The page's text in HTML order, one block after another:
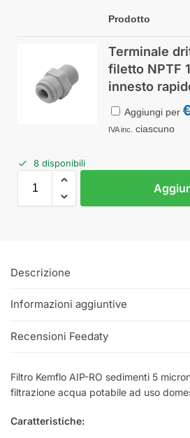
Prodotto
Terminale
filetto NPTF
innesto
Aggiungi per
IVA inc. ciascuno
8 disponibili
Descrizione
Informazioni aggiuntive
Recensioni Feedaty
Filtro Kemflo AIP-RO sedimenti 5
filtrazione acqua potabile ad uso
Caratteristiche: